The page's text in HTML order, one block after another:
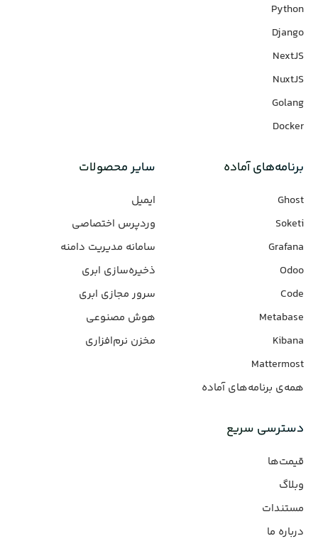
Python
Django
NextJS
NuxtJS
Golang
Docker
برنامه‌های‌ آماده
Ghost
Soketi
Grafana
Odoo
Code
Metabase
Kibana
Mattermost
همه‌ی برنامه‌های آماده
سایر محصولات
ایمیل
وردپرس‌ اختصاصی
سامانه مدیریت دامنه
ذخیره‌سازی ابری
سرور مجازی ابری
هوش مصنوعی
مخزن نرم‌افزاری
دسترسی سریع
قیمت‌ها
وبلاگ
مستندات
درباره ما